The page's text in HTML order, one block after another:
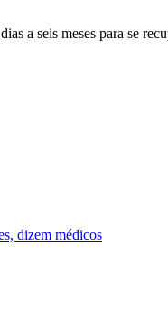
a seis meses para se
dizem médicos